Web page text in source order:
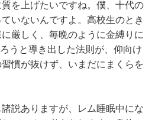
を上げたいですね。僕、十代の
いないんですよ。高校生のとき
厳しく、毎晩のように金縛りに
うと導き出した法則が、仰向け
慣が抜けず、いまだにまくらを
説ありますが、レム睡眠中にな